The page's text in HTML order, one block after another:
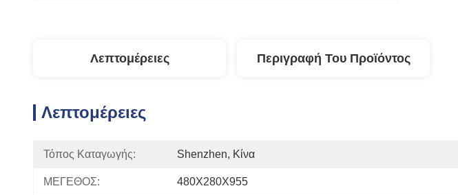
Λεπτομέρειες Περιγραφή Του Προϊόντος
Λεπτομέρειες
Τόπος Καταγωγής: Shenzhen, Κίνα
ΜΕΓΕΘΟΣ: 480X280X955